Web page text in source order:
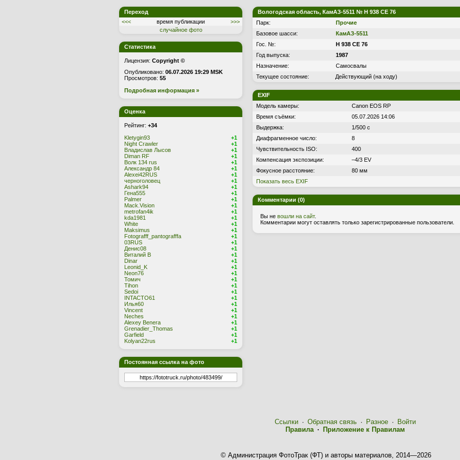
Переход
<<<
время публикации
>>>
случайное фото
Статистика
Лицензия: Copyright ©
Опубликовано: 06.07.2026 19:29 MSK
Просмотров: 55
Подробная информация »
Оценка
Рейтинг: +34
Kletygin93
+1
Night Crawler
+1
Владислав Лысов
+1
Diman RF
+1
Волк 134 rus
+1
Александр 84
+1
Alexei42RUS
+1
черноголовец
+1
Ashark94
+1
Гена555
+1
Palmer
+1
Mack.Vision
+1
metrofan4ik
+1
kda1981
+1
White
+1
Maksimus
+1
Fotografff_pantografffa
+1
03RUS
+1
Денис08
+1
Виталий В
+1
Dinar
+1
Leonid_K
+1
Neon76
+1
Томич
+1
Tihon
+1
Sedoi
+1
INTACTO61
+1
Илья60
+1
Vincent
+1
Neches
+1
Alexey Benera
+1
Grenadier_Thomas
+1
Garfield
+1
Kolyan22rus
+1
Постоянная ссылка на фото
Вологодская область, КамАЗ-5511 № Н 938 СЕ 76
Парк:
Прочие
Базовое шасси:
КамАЗ-5511
Гос. №:
Н 938 СЕ 76
Год выпуска:
1987
Назначение:
Самосвалы
Текущее состояние:
Действующий (на ходу)
EXIF
Модель камеры:
Canon EOS RP
Время съёмки:
05.07.2026 14:06
Выдержка:
1/500 с
Диафрагменное число:
8
Чувствительность ISO:
400
Компенсация экспозиции:
–4/3 EV
Фокусное расстояние:
80 мм
Показать весь EXIF
Комментарии (0)
Вы не вошли на сайт.
Комментарии могут оставлять только зарегистрированные пользователи.
Ссылки· Обратная связь· Разное·
Войти
Правила· Приложение к Правилам
© Администрация ФотоТрак (ФТ) и авторы материалов, 2014—2026